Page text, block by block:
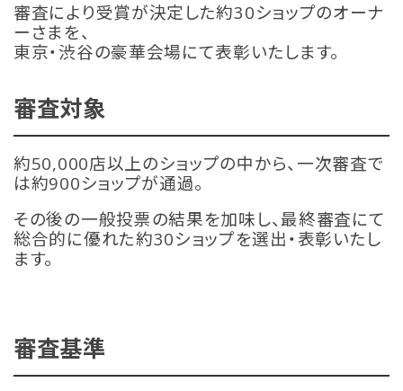
審査により受賞が決定した約30ショップのオーナ
ーさまを、
東京・渋谷の豪華会場にて表彰いたします。
審査対象
約50,000店以上のショップの中から、一次審査で
は約900ショップが通過。
その後の一般投票の結果を加味し、最終審査にて
総合的に優れた約30ショップを選出・表彰いたし
ます。
審査基準